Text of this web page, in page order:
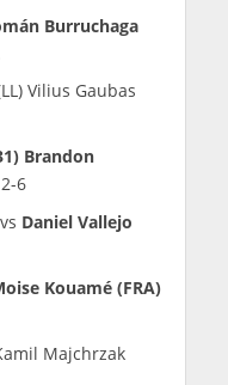
Burruchaga
Vilius Gaubas
Brandon
6
Daniel Vallejo
Kouamé (FRA)
Majchrzak